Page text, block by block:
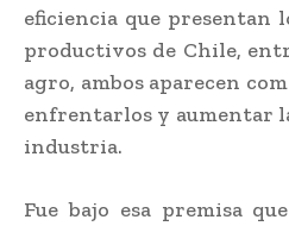
eficiencia que presentan
productivos de Chile,
agro, ambos aparecen
enfrentarlos y aumentar
industria.
Fue bajo esa premisa